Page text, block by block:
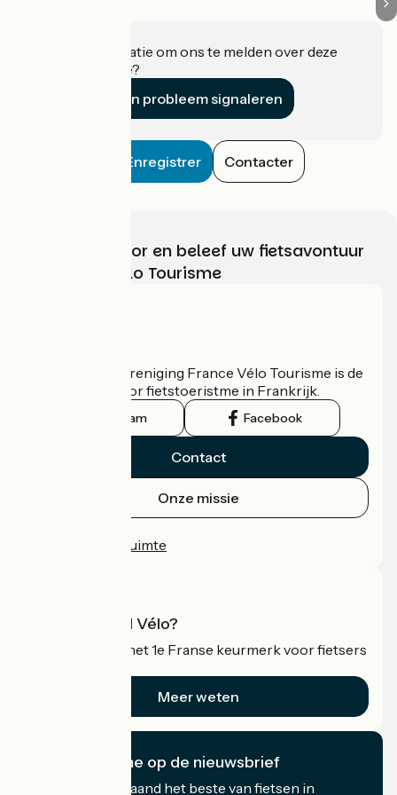
Heeft u informatie om ons te melden over deze
accommodatie?
Een probleem signaleren
Enregistrer Contacter
Kies, bereid voor en beleef uw fietsavontuur
met France Vélo Tourisme
De nationale vereniging France Vélo Tourisme is de
officiële gids voor fietstoeristme in Frankrijk.
Instagram Facebook
Contact
Onze missie
Professionele ruimte
Wat is Accueil Vélo?
Accueil Vélo is het 1e Franse keurmerk voor fietsers
Meer weten
Ik abonneer me op de nieuwsbrief
Ontvang elke maand het beste van fietsen in